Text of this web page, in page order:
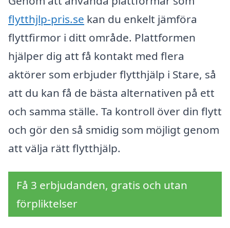
flytthjlp-pris.se kan du enkelt jämföra
flyttfirmor i ditt område. Plattformen
hjälper dig att få kontakt med flera
aktörer som erbjuder flytthjälp i Stare, så
att du kan få de bästa alternativen på ett
och samma ställe. Ta kontroll över din flytt
och gör den så smidig som möjligt genom
att välja rätt flytthjälp.
Få 3 erbjudanden, gratis och utan
förpliktelser